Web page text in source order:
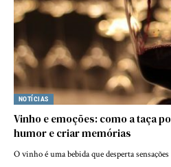
NOTÍCIAS
Vinho e emoções: como a taça
humor e criar memórias
O vinho é uma bebida que desperta